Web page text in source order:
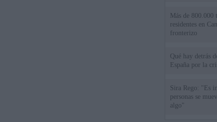
Más de 800.000
residentes en
fronterizo
Qué hay detrás
España por la
Sira Rego: "Es
personas se
algo"